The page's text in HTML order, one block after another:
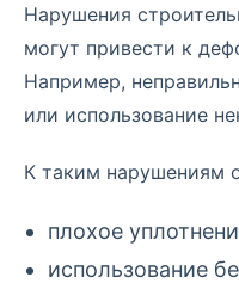
Нарушения
могут привести к
Например,
или использование
К таким нарушениям
плохое
использование